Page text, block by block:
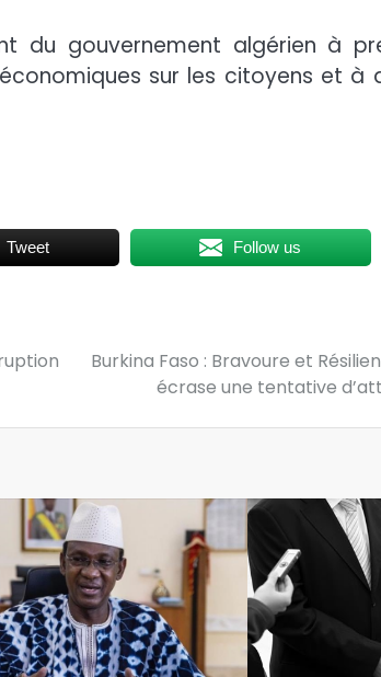
du gouvernement algérien à
sur les citoyens et à
Tweet Follow us
Burkina Faso : Bravoure et
écrase une tentative